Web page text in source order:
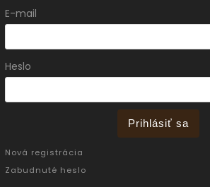
E-mail
Heslo
Prihlásiť sa
Nová registrácia
Zabudnuté heslo